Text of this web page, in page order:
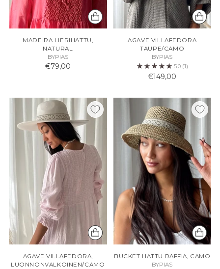
MADEIRA LIERIHATTU,
NATURAL
BYPIAS
€79,00
AGAVE VILLAFEDORA
TAUPE/CAMO
BYPIAS
5.0 (1)
€149,00
AGAVE VILLAFEDORA,
LUONNONVALKOINEN/CAMO
BUCKET HATTU RAFFIA, CAMO
BYPIAS